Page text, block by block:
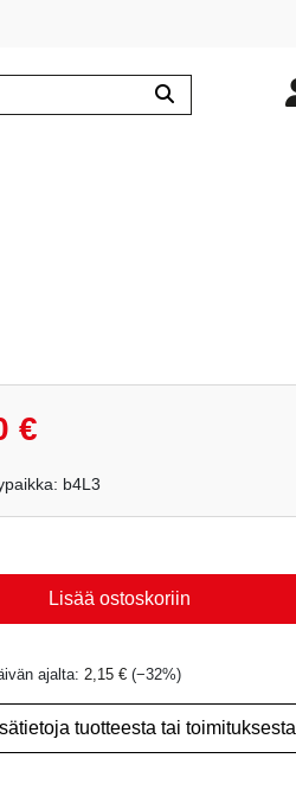
€
on:
b4L3
Lisää ostoskoriin
ajalta: 2,15 € (−32%)
tuotteesta tai toimituksesta